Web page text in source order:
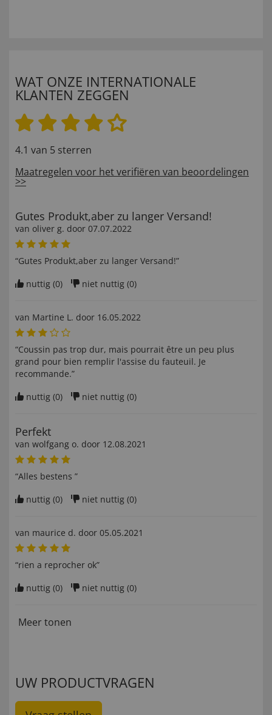
WAT ONZE INTERNATIONALE
KLANTEN ZEGGEN
4.1 van 5 sterren
Maatregelen voor het verifiëren van beoordelingen
>>
Gutes Produkt,aber zu langer Versand!
van oliver g. door 07.07.2022
“Gutes Produkt,aber zu langer Versand!”
nuttig (0) niet nuttig (0)
van Martine L. door 16.05.2022
“Coussin pas trop dur, mais pourrait être un peu plus
grand pour bien remplir l'assise du fauteuil. Je
recommande.”
nuttig (0) niet nuttig (0)
Perfekt
van wolfgang o. door 12.08.2021
“Alles bestens ”
nuttig (0) niet nuttig (0)
van maurice d. door 05.05.2021
“rien a reprocher ok”
nuttig (0) niet nuttig (0)
Meer tonen
UW PRODUCTVRAGEN